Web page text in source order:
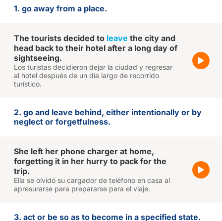
1. go away from a place.
The tourists decided to leave the city and
head back to their hotel after a long day of
sightseeing.
Los turistas decidieron dejar la ciudad y regresar
al hotel después de un día largo de recorrido
turístico.
2. go and leave behind, either intentionally or by
neglect or forgetfulness.
She left her phone charger at home,
forgetting it in her hurry to pack for the
trip.
Ella se olvidó su cargador de teléfono en casa al
apresurarse para prepararse para el viaje.
3. act or be so as to become in a specified state.